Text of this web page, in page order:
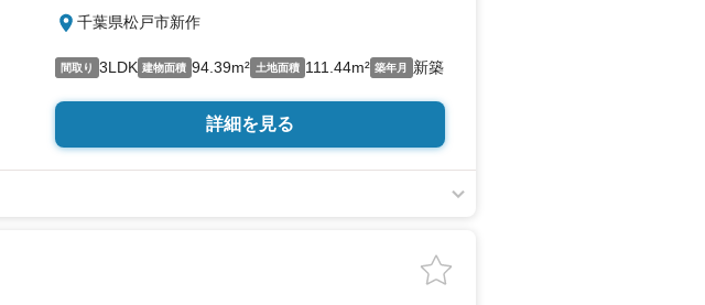
千葉県松戸市新作
間取り 3LDK 建物面積 94.39m² 土地面積 111.44m² 築年月 新築
詳細を見る